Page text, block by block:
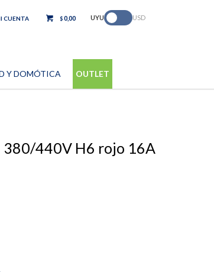
Y DOMÓTICA OUTLET
$0,00 UYU USD
380/440V H6 rojo 16A